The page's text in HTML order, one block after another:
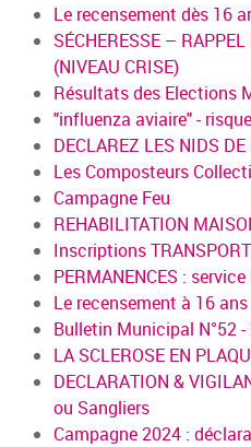
Le recensement dès 16
SÉCHERESSE –
(NIVEAU CRISE)
Résultats des Elections
"influenza aviaire" -
DECLAREZ LES NIDS DE
Les Composteurs
Campagne Feu
REHABILITATION
Inscriptions
PERMANENCES :
Le recensement à 16 ans
Bulletin Municipal N°52 -
LA SCLEROSE EN
DECLARATION &
ou Sangliers
Campagne 2024 :